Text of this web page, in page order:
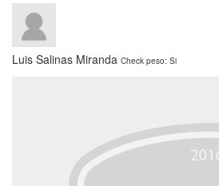
Luis Salinas Miranda Check peso: Si